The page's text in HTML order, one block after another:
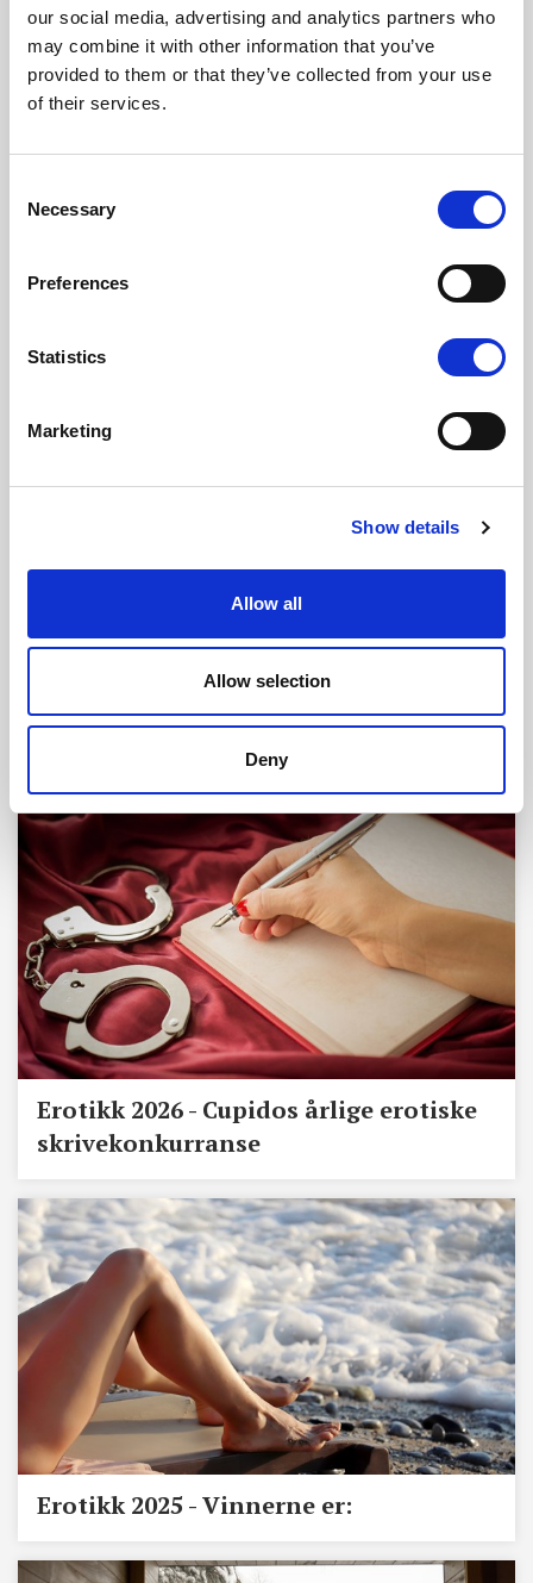
our social media, advertising and analytics partners who
may combine it with other information that you’ve
provided to them or that they’ve collected from your use
of their services.
Selection
Necessary
Preferences
Statistics
Marketing
Show details
Allow all
Allow selection
Deny
Relaterte artikler
Erotikk 2026 - Cupidos årlige erotiske
skrivekonkurranse
Erotikk 2025 - Vinnerne er: